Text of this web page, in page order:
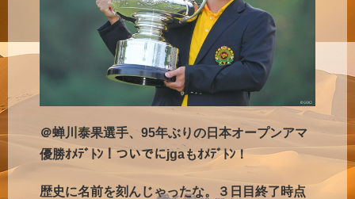
＠蝉川泰果選手、95年ぶりの日本オープンアマ
優勝ｵﾒﾃﾞﾄﾝ！ついでにjgaもｵﾒﾃﾞﾄﾝ！
歴史に名前を刻んじゃったな。３日目終了時点